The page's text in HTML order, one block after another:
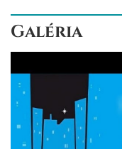
Galéria